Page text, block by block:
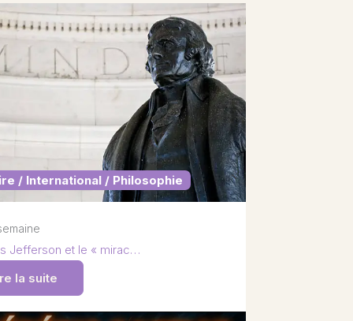
/ International / Philosophie
Jefferson et le « mirac…
la suite